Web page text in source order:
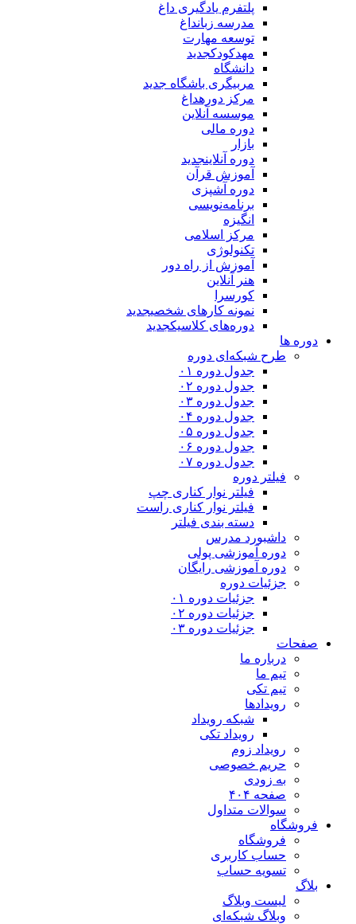
پلتفرم یادگیریداغ
مدرسه زبانداغ
توسعه مهارت
مهدکودکجدید
دانشگاه
مربیگری باشگاهجدید
مرکز دوره داغ
موسسه آنلاین
دوره مالی
بازار
دوره آنلاین جدید
آموزش قرآن
دوره آشپزی
برنامه‌نویسی
انگیزه
مرکز اسلامی
تکنولوژی
آموزش از راه دور
هنر آنلاین
کورسرا
نمونه کارهای شخصیجدید
دوره‌های کلاسیکجدید
دوره ها
طرح شبکه‌ای دوره
جدول دوره ۰۱
جدول دوره ۰۲
جدول دوره ۰۳
جدول دوره ۰۴
جدول دوره ۰۵
جدول دوره ۰۶
جدول دوره ۰۷
فیلتر دوره
فیلتر نوار کناری چپ
فیلتر نوار کناری راست
دسته بندی فیلتر
داشبورد مدرس
دوره آموزشی پولی
دوره آموزشی رایگان
جزئیات دوره
جزئیات دوره ۰۱
جزئیات دوره ۰۲
جزئیات دوره ۰۳
صفحات
درباره ما
تیم ما
تیم تکی
رویدادها
شبکه رویداد
رویداد تکی
رویداد زوم
حریم خصوصی
به زودی
صفحه ۴۰۴
سوالات متداول
فروشگاه
فروشگاه
حساب کاربری
تسویه حساب
بلاگ
لیست وبلاگ
وبلاگ شبکه‌ای